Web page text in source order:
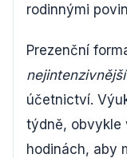
rodinnými
Prezenční
účetnictví.
týdně, obvykle
hodinách, aby